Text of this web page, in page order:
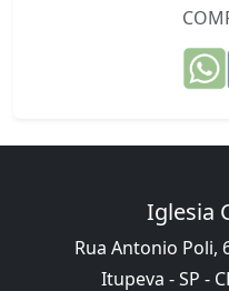
Iglesia
Rua Antonio Poli,
Itupeva - SP -